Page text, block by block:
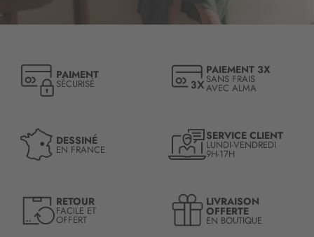
o
n
e
PAIMENT
SÉCURISÉ
PAIEMENT 3X
SANS FRAIS
AVEC ALMA
DESSINÉ
EN FRANCE
SERVICE CLIENT
LUNDI-VENDREDI
9H-17H
RETOUR
FACILE ET
OFFERT
LIVRAISON
OFFERTE
EN BOUTIQUE